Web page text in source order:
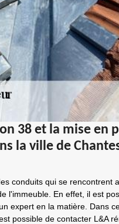
38 et la mise en
la ville de
conduits qui se rencontrent
l'immeuble. En effet, il est
expert en la matière. Dans
possible de contacter L&A